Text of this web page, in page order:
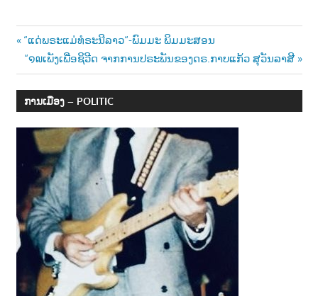
Post
navigation
Previous
Post:
“ແດ່ພຣະແມ່ທໍຣະນີລາວ“-ພົມມະ ພິມມະສອນ
Next
Post:
“໑໙ເພັງເພື່ອຊິວີດ ຈາກການປຣະພັນຂອງດຣ.ກາບແກ້ວ ສຸວັນລາສີ
ການເມືອງ – POLITIC